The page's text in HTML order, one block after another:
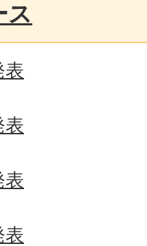
ス
表
表
表
表